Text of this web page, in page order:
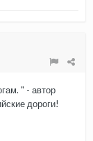
" - автор
дороги!